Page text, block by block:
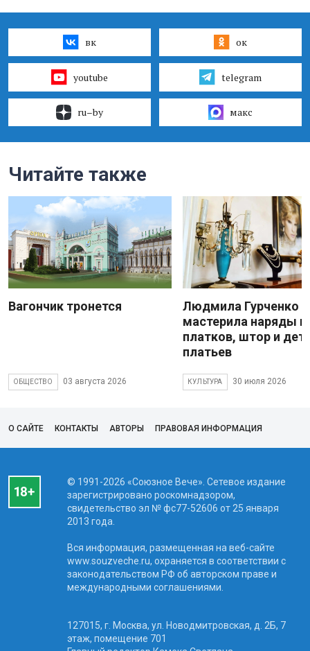
вк ок
youtube telegram
ru–by макс
Читайте также
Вагончик тронется
ОБЩЕСТВО 03 августа 2026
Людмила Гурченко
мастерила наряды
платков, штор и
платьев
КУЛЬТУРА 30 июля 2026
О САЙТЕ КОНТАКТЫ АВТОРЫ ПРАВОВАЯ ИНФОРМАЦИЯ
© 1991-2026 «Союзное Вече». Сетевое издание
зарегистрировано роскомнадзором,
свидетельство эл № фc77-52606 от 25 января
2013 года.
Вся информация, размещенная на веб-сайте
www.souzveche.ru, охраняется в соответствии с
законодательством РФ об авторском праве и
международными соглашениями.
127015, г. Москва, ул. Новодмитровская, д. 2Б, 7
этаж, помещение 701